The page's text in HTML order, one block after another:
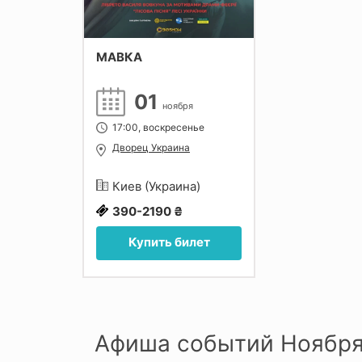
МАВКА
01 ноября
17:00, воскресенье
Дворец Украина
Киев (Украина)
390-2190 ₴
Купить билет
Афиша событий